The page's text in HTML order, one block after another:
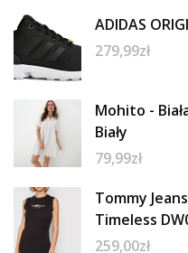
ADIDAS
279,99zł
Mohito -
Biały
79,99zł
Tommy
Timeless
259,00zł